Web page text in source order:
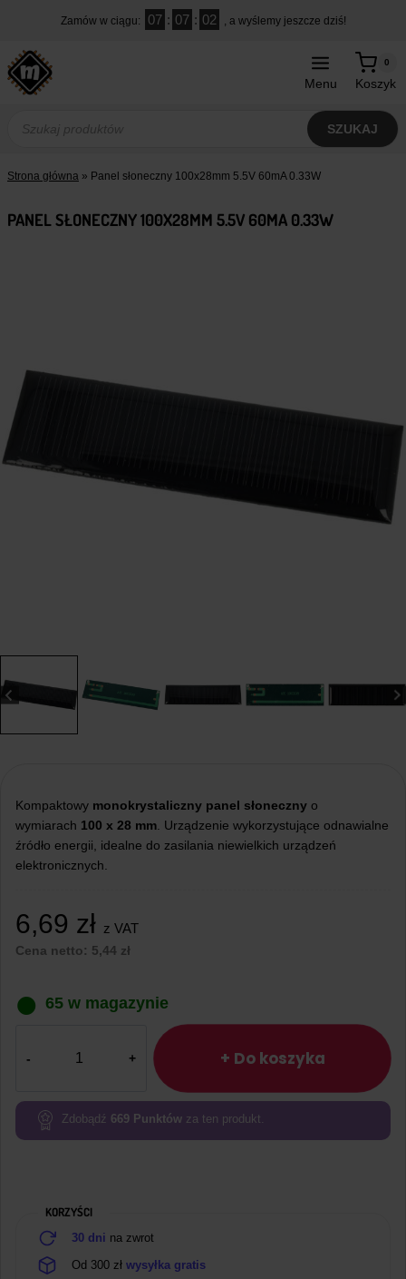
treści
Zamów w ciągu: 07 : 07 : 01 , a wyślemy jeszcze dziś!
Menu Koszyk
0
produktów
SZUKAJ
Strona główna » Panel słoneczny 100x28mm 5.5V 60mA 0.33W
PANEL SŁONECZNY 100X28MM 5.5V 60MA 0.33W
Kompaktowy monokrystaliczny panel słoneczny o
wymiarach 100 x 28 mm . Urządzenie wykorzystujące odnawialne
źródło energii, idealne do zasilania niewielkich urządzeń
elektronicznych.
6,69 zł z VAT
Cena netto: 5,44 zł
65 w magazynie
5.5V
60mA
+ Do koszyka
Zdobądź 669 Punktów za ten produkt.
KORZYŚCI
30 dni na zwrot
Od 300 zł wysyłka gratis